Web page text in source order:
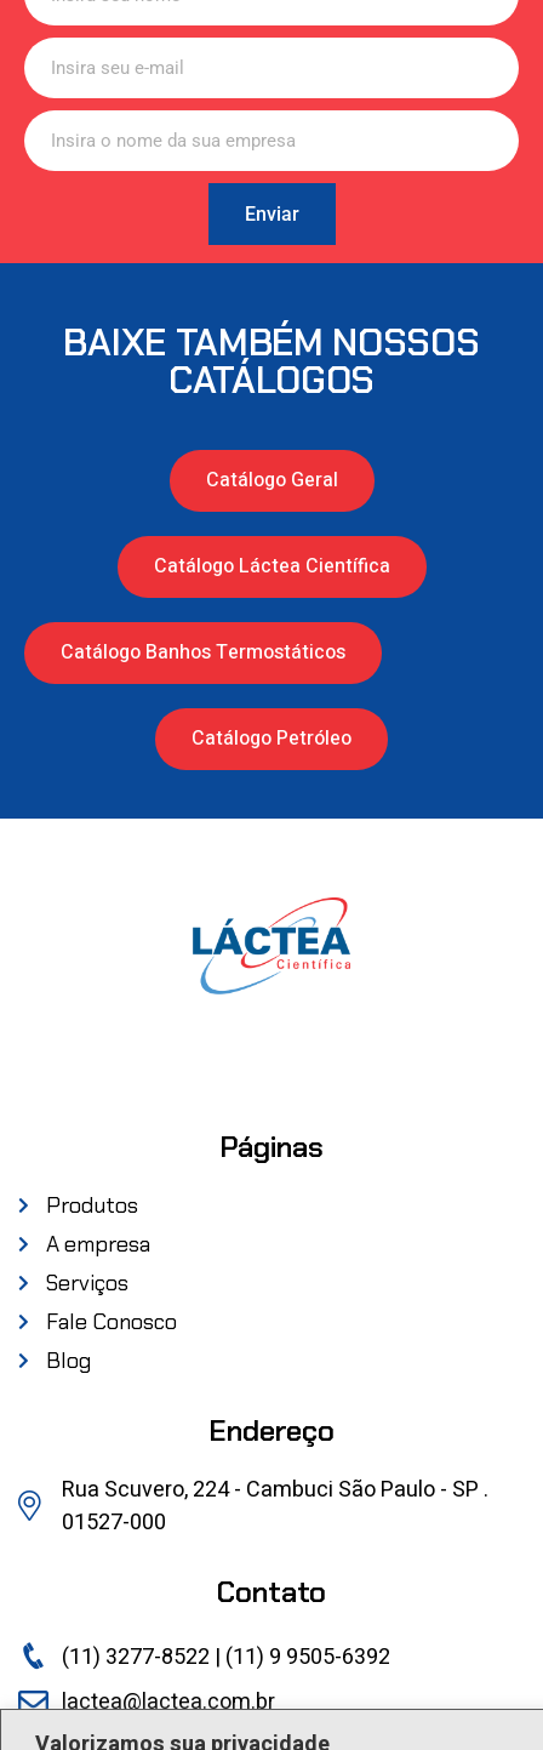
Enviar
BAIXE TAMBÉM NOSSOS
CATÁLOGOS
Catálogo Geral
Catálogo Láctea Científica
Catálogo Banhos Termostáticos
Catálogo Petróleo
Páginas
Produtos
A empresa
Serviços
Fale Conosco
Blog
Endereço
Rua Scuvero, 224 - Cambuci São Paulo - SP .
01527-000
Contato
(11) 3277-8522 | (11) 9 9505-6392
lactea@lactea.com.br